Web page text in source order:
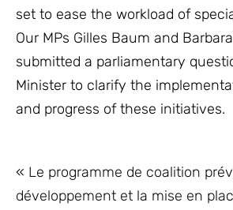
set to ease the workload of
Our MPs Gilles Baum and
submitted a parliamentary
Minister to clarify the
and progress of these initiatives.
« Le programme de coalition
développement et la mise en